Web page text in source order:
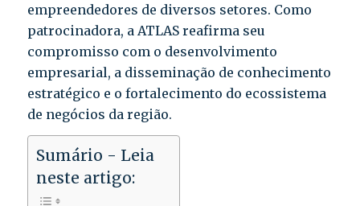
empreendedores de diversos setores. Como
patrocinadora, a ATLAS reafirma seu
compromisso com o desenvolvimento
empresarial, a disseminação de conhecimento
estratégico e o fortalecimento do ecossistema
de negócios da região.
Sumário - Leia
neste artigo: